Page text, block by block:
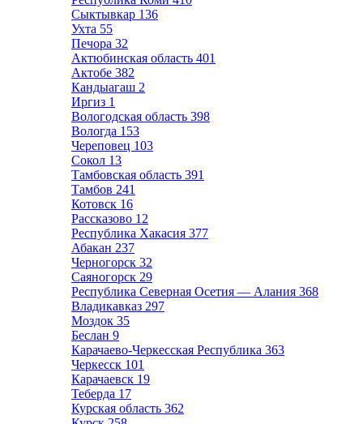
Сыктывкар 136
Ухта 55
Печора 32
Актюбинская область 401
Актобе 382
Кандыагаш 2
Иргиз 1
Вологодская область 398
Вологда 153
Череповец 103
Сокол 13
Тамбовская область 391
Тамбов 241
Котовск 16
Рассказово 12
Республика Хакасия 377
Абакан 237
Черногорск 32
Саяногорск 29
Республика Северная Осетия — Алания 368
Владикавказ 297
Моздок 35
Беслан 9
Карачаево-Черкесская Республика 363
Черкесск 101
Карачаевск 19
Теберда 17
Курская область 362